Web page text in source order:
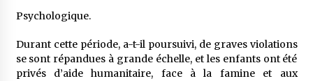
Psychologique.
Durant cette période, a-t-il poursuivi, de graves violations
se sont répandues à grande échelle, et les enfants ont été
privés d’aide humanitaire, face à la famine et aux